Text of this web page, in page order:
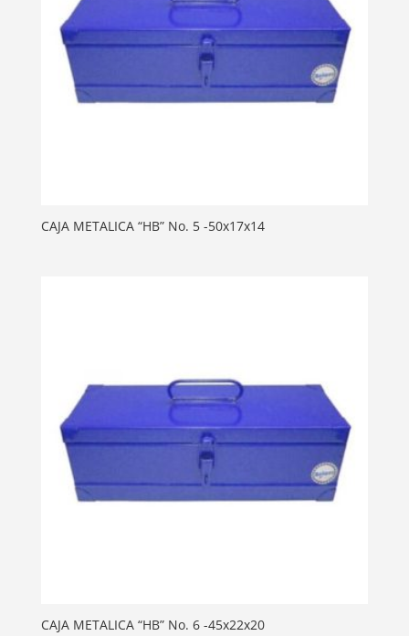
CAJA METALICA “HB” No. 5 -50x17x14
CAJA METALICA “HB” No. 6 -45x22x20